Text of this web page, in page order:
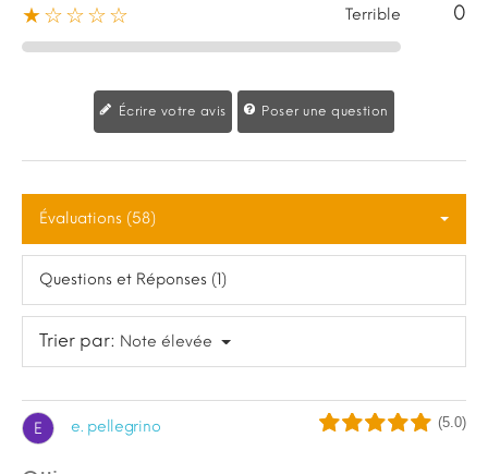
★☆☆☆☆ Terrible 0
Écrire votre avis Poser une question
Évaluations (58)
Questions et Réponses (1)
Trier par: Note élevée
E e. pellegrino (5.0)